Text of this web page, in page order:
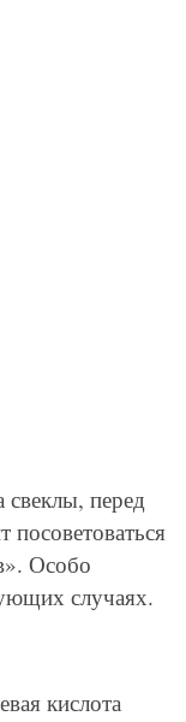
свеклы, перед
Особо
случаях.
кислота